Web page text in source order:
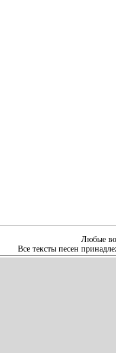
Любые
Все тексты песен